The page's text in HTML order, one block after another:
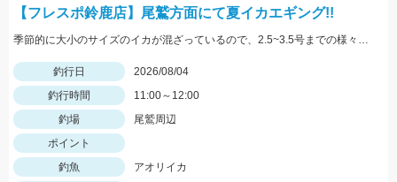
【フレスポ鈴鹿店】尾鷲方面にて夏イカエギング!!
季節的に大小のサイズのイカが混ざっているので、2.5~3.5号までの様々なサイズを持っていきましょう!!
釣行日
2026/08/04
釣行時間
11:00～12:00
釣場
尾鷲周辺
ポイント
釣魚
アオリイカ